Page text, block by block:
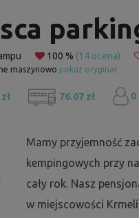
100 % (14 ocena)
maszynowo pokaż oryginał
76.07 zł 0
Mamy przyjemność
kempingowych przy
cały rok. Nasz
w miejscowości